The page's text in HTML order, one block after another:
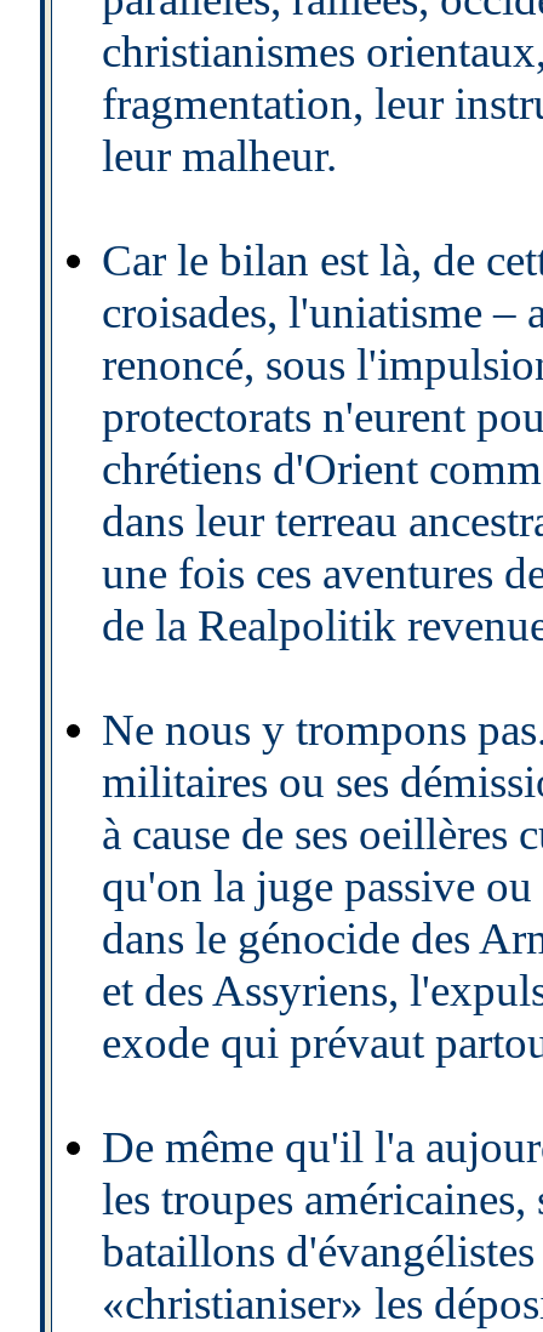
christianismes
fragmentation, leur
leur malheur.
Car le bilan est là, de
croisades, l'uniatisme –
renoncé, sous
protectorats n'eurent
chrétiens d'Orient
dans leur terreau
une fois ces aventures
de la Realpolitik
Ne nous y trompons
militaires ou ses
à cause de ses oeillères
qu'on la juge passive
dans le génocide des
et des Assyriens,
exode qui prévaut
De même qu'il l'a
les troupes
bataillons
«christianiser» les